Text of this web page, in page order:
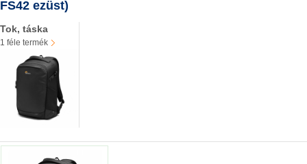
FS42 ezüst)
Tok, táska
1 féle termék